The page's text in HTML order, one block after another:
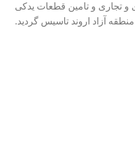
و تجاری و تامین قطعات یدکی
آزاد اروند تاسیس گردید.